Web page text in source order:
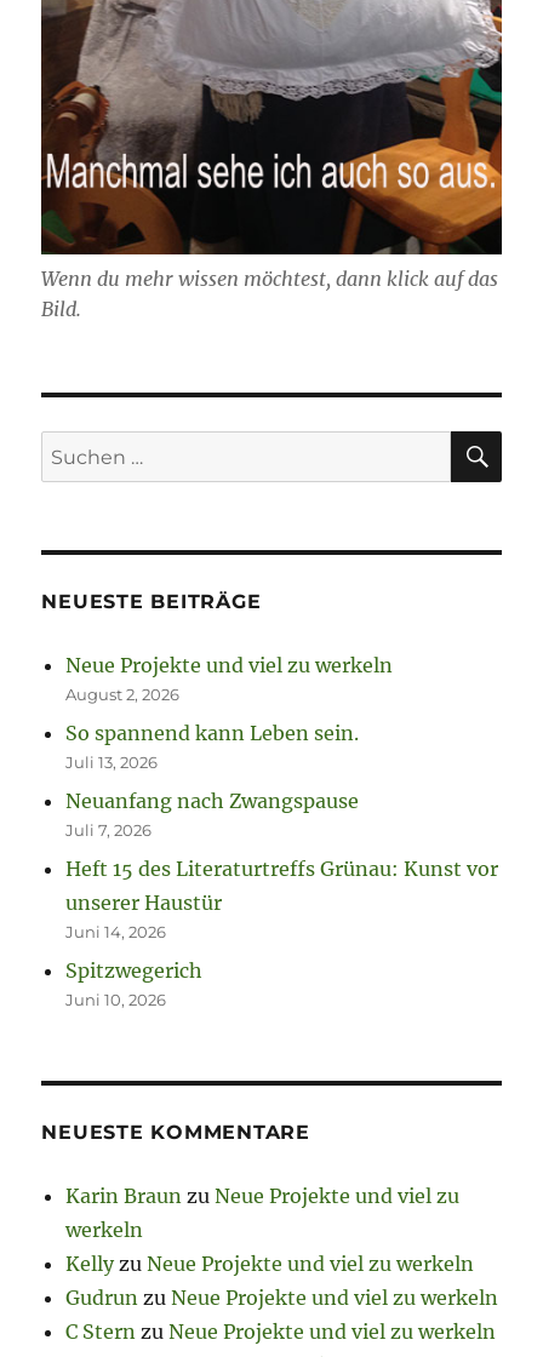
Wenn du mehr wissen möchtest, dann klick auf das
Bild.
Suchen
nach:
NEUESTE BEITRÄGE
Neue Projekte und viel zu werkeln
August 2, 2026
So spannend kann Leben sein.
Juli 13, 2026
Neuanfang nach Zwangspause
Juli 7, 2026
Heft 15 des Literaturtreffs Grünau: Kunst vor
unserer Haustür
Juni 14, 2026
Spitzwegerich
Juni 10, 2026
NEUESTE KOMMENTARE
Karin Braun zuNeue Projekte und viel zu
werkeln
KellyzuNeue Projekte und viel zu werkeln
Gudrun zuNeue Projekte und viel zu werkeln
C Stern zuNeue Projekte und viel zu werkeln